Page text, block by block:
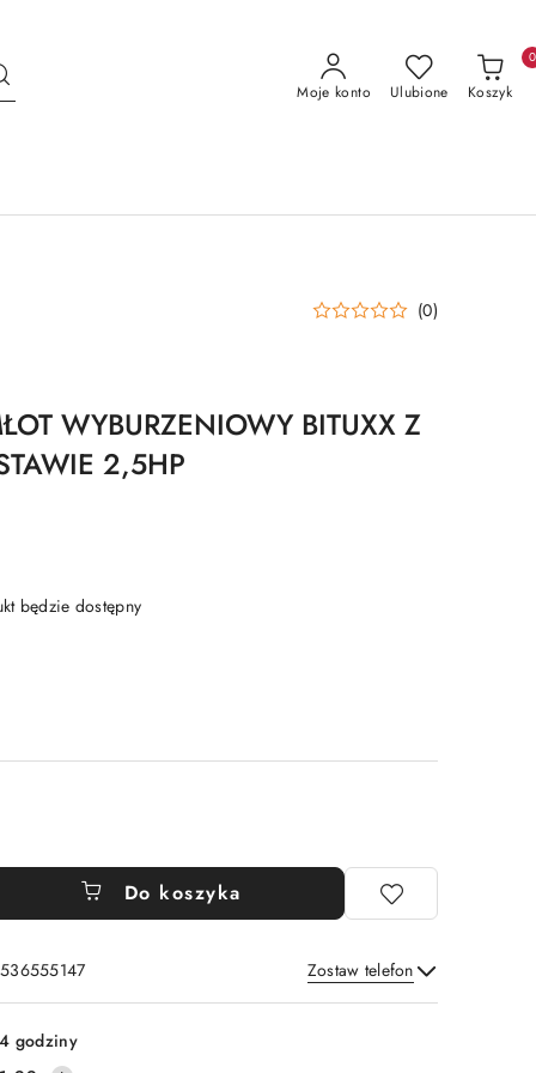
Moje konto Ulubione Koszyk
0
(0)
WYBURZENIOWY BITUXX Z
2,5HP
będzie dostępny
Do koszyka
Zostaw telefon
Wyślij
godziny